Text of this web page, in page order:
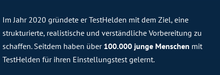
Im Jahr 2020 gründete er TestHelden mit dem Ziel, eine
strukturierte, realistische und verständliche Vorbereitung zu
schaffen. Seitdem haben über 100.000 junge Menschen mit
TestHelden für ihren Einstellungstest gelernt.